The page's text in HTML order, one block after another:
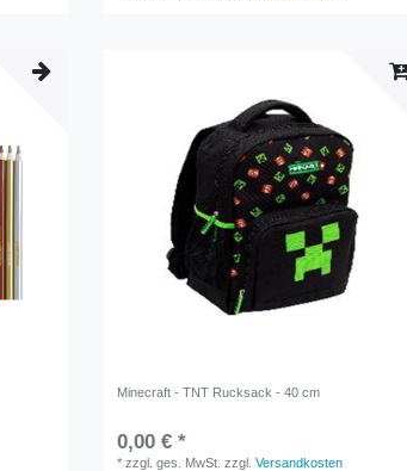
Minecraft - TNT Rucksack - 40 cm
0,00 € *
*zzgl. ges. MwSt. zzgl.Versandkosten